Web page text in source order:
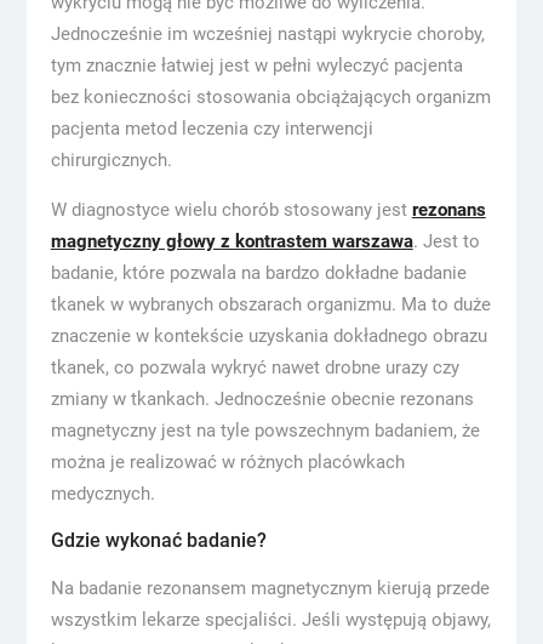
Jednocześnie im wcześniej nastąpi wykrycie choroby,
tym znacznie łatwiej jest w pełni wyleczyć pacjenta
bez konieczności stosowania obciążających organizm
pacjenta metod leczenia czy interwencji
chirurgicznych.
W diagnostyce wielu chorób stosowany jest rezonans
magnetyczny głowy z kontrastem warszawa. Jest to
badanie, które pozwala na bardzo dokładne badanie
tkanek w wybranych obszarach organizmu. Ma to duże
znaczenie w kontekście uzyskania dokładnego obrazu
tkanek, co pozwala wykryć nawet drobne urazy czy
zmiany w tkankach. Jednocześnie obecnie rezonans
magnetyczny jest na tyle powszechnym badaniem, że
można je realizować w różnych placówkach
medycznych.
Gdzie wykonać badanie?
Na badanie rezonansem magnetycznym kierują przede
wszystkim lekarze specjaliści. Jeśli występują objawy,